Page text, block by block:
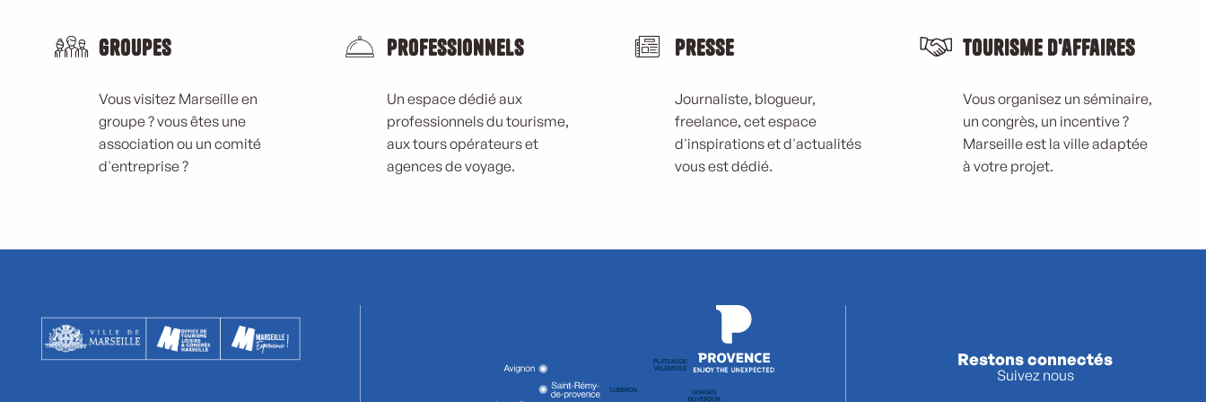
Groupes
Vous visitez Marseille en
groupe ? vous êtes une
association ou un comité
d'entreprise ?
Professionnels
Un espace dédié aux
professionnels du tourisme,
aux tours opérateurs et
agences de voyage.
Presse
Journaliste, blogueur,
freelance, cet espace
d'inspirations et d'actualités
vous est dédié.
Tourisme d'affaires
Vous organisez un séminaire,
un congrès, un incentive ?
Marseille est la ville adaptée
à votre projet.
Restons connectés
Suivez nous